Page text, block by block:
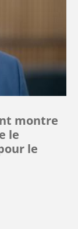
montre
le
le